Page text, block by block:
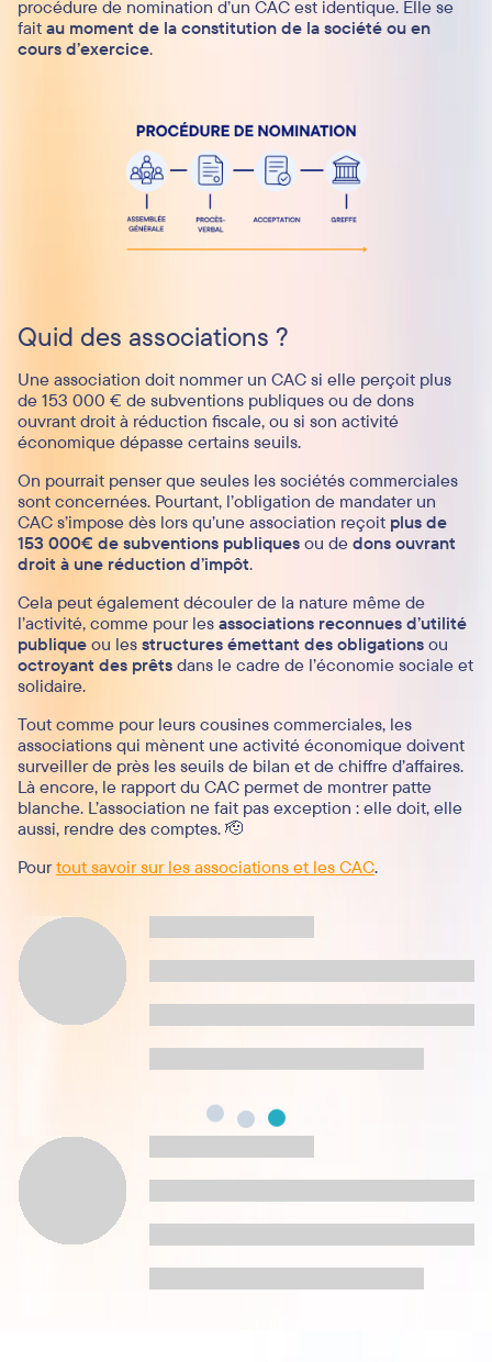
procédure de nomination d’un CAC est identique. Elle se
fait au moment de la constitution de la société ou en
cours d’exercice.
Quid des associations ?
Une association doit nommer un CAC si elle perçoit plus
de 153 000 € de subventions publiques ou de dons
ouvrant droit à réduction fiscale, ou si son activité
économique dépasse certains seuils.
On pourrait penser que seules les sociétés commerciales
sont concernées. Pourtant, l’obligation de mandater un
CAC s’impose dès lors qu’une association reçoit plus de
153 000€ de subventions publiques ou de dons ouvrant
droit à une réduction d’impôt.
Cela peut également découler de la nature même de
l’activité, comme pour les associations reconnues d’utilité
publique ou les structures émettant des obligations ou
octroyant des prêts dans le cadre de l’économie sociale et
solidaire.
Tout comme pour leurs cousines commerciales, les
associations qui mènent une activité économique doivent
surveiller de près les seuils de bilan et de chiffre d’affaires.
Là encore, le rapport du CAC permet de montrer patte
blanche. L’association ne fait pas exception : elle doit, elle
aussi, rendre des comptes. 🫡
Pourtout savoir sur les associations et les CAC.